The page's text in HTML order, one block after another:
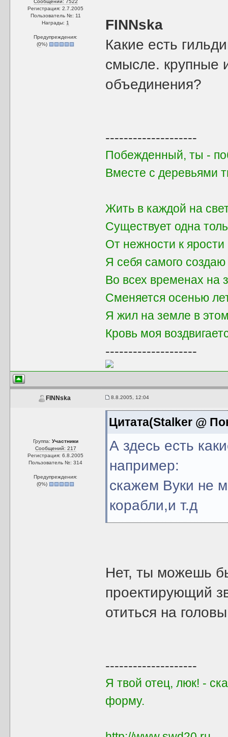
Сообщений: 7522
Регистрация: 2.7.2005
Пользователь №: 11
Награды: 1
Предупреждения:
(0%)
FINNska
Какие есть
смысле. крупные
объединения?
--------------------
Побежденный, ты -
Вместе с деревьями
Жить в каждой на
Существует одна
От нежности к ярости
Я себя самого
Во всех временах на
Сменяется осенью
Я жил на земле в
Кровь моя
--------------------
FINNska 8.8.2005, 12:04
Группа: Участники
Сообщений: 217
Регистрация: 6.8.2005
Пользователь №: 314
Предупреждения:
(0%)
Цитата(Stalker @
А здесь есть
например:
скажем Вуки не
корабли,и т.д
Нет, ты можешь
проектирующий
отиться на
--------------------
Я твой отец, люк! -
форму.